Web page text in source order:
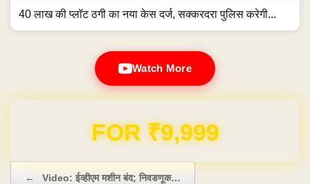
40 लाख की प्लॉट ठगी का नया केस दर्ज, सक्करदरा पुलिस करेगी...
Watch More
Domain & Hosting FREE for 1 Year
← Video: ईव्हीएम मशीन बंद; निवडणूक…